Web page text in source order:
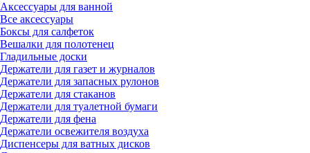
Аксессуары для ванной
Все аксессуары
Боксы для салфеток
Вешалки для полотенец
Гладильные доски
Держатели для газет и журналов
Держатели для запасных рулонов
Держатели для стаканов
Держатели для туалетной бумаги
Держатели для фена
Держатели освежителя воздуха
Диспенсеры для ватных дисков